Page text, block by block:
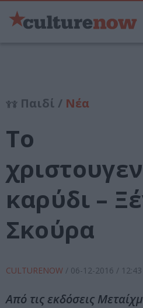
Παιδί / Νέα
Το
καρύδι –
Σκούρα
CULTURENOW / 06-12-2016 / 12:43
Από τις εκδόσεις